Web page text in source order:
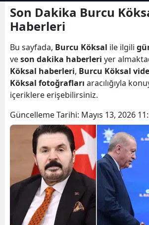
Amasya
Antalya
Artvin
Aydın
Bilecik
Bingöl
Bitlis
Bolu
Burdur
Son Dakika Burcu
Haberleri
Bu sayfada, Burcu Köksal ile ilgili
veson dakika haberleri yer
Köksal haberleri, Burcu Köksal
Köksal fotoğrafları aracılığıyla
içeriklere erişebilirsiniz.
Güncelleme Tarihi: Mayıs 13, 2026